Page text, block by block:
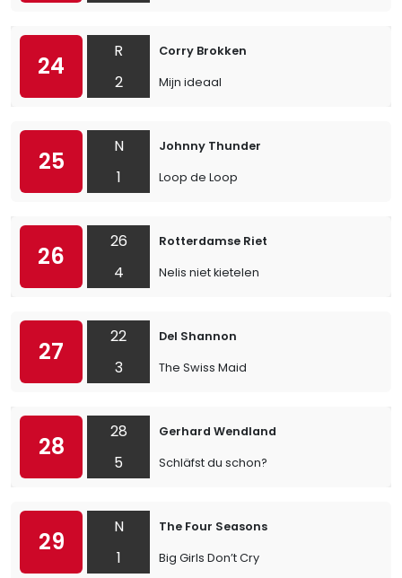
24
R
2
Corry Brokken
Mijn ideaal
25
N
1
Johnny Thunder
Loop de Loop
26
26
4
Rotterdamse Riet
Nelis niet kietelen
27
22
3
Del Shannon
The Swiss Maid
28
28
5
Gerhard Wendland
Schläfst du schon?
29
N
1
The Four Seasons
Big Girls Don’t Cry